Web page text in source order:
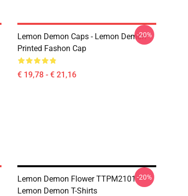
Lemon Demon Caps - Lemon Demon
Printed Fashon Cap
€ 19,78 - € 21,16
-20%
Lemon Demon Flower TTPM2101
Lemon Demon T-Shirts
-20%